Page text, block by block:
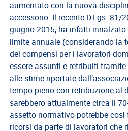
RISERVATA
aumentato con la nuova
accessorio. Il recente D.Lgs. 81/
giugno 2015, ha infatti
limite annuale (considerando la
dei compensi per i lavoratori
essere assunti e retribuiti
alle stime riportate
tempo pieno con retribuzione al
sarebbero attualmente circa il
assetto normativo potrebbe
ricorsi da parte di lavoratori che